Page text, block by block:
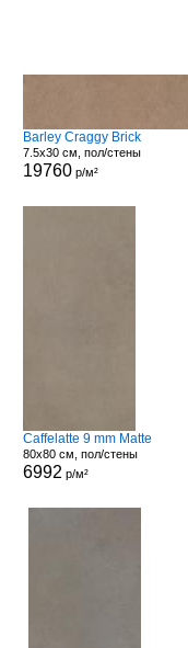
Barley Craggy Brick
7.5x30 см, пол/стены
19760р/м²
Caffelatte 9 mm Matte
80x80 см, пол/стены
6992 р/м²